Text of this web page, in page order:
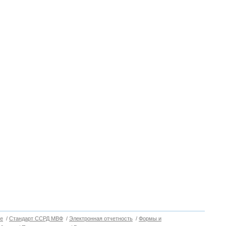
/ Стандарт ССРД МВФ / Электронная отчетность / Формы и